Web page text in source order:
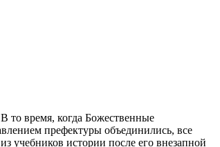
то время, когда Божественные
префектуры объединились, все
учебников истории после его внезапной